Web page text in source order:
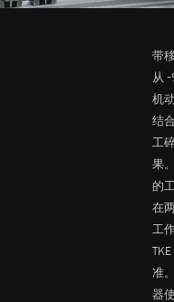
带
从
机
结
工
果
的
在
工
准
器